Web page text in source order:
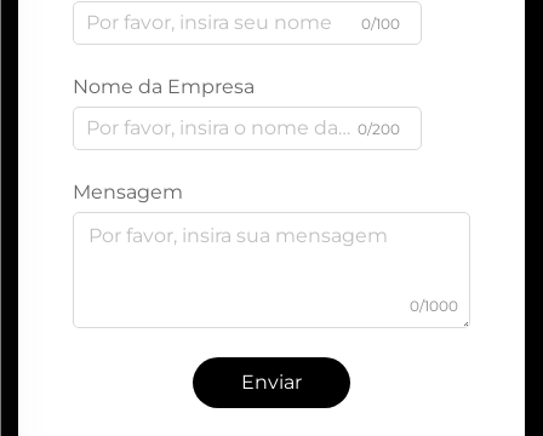
0/100
Nome da Empresa
0/200
Mensagem
0/1000
Enviar